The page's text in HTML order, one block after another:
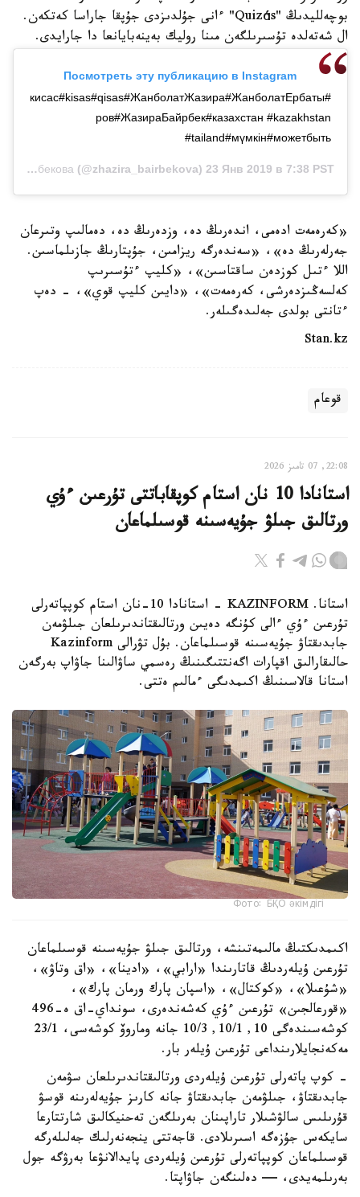
بوچەلليدىڭ "Quizás" ءانى جۇلدىزدى جۇپقا جاراسا كەتكەن.
ال شەتەلدە تۇسىرىلگەن مىنا روليك بەينەبايانعا دا جارايدى.
Посмотреть эту публикацию в Instagram
#кисас#kisas#qisas#ЖанболатЖазира#ЖанболатЕрбаты
ров#ЖазираБайрбек#казахстан #kazakhstan
#tailand#мүмкін#можетбыть
Жазира Байрбекова (@zhazira_bairbekova) 23 Янв 2019 в 7:38 PST
«كەرەمەت ادەمى، اندەرىڭ دە، وزدەرىڭ دە، دەمالىپ وتىرعان
جەرلەرىڭ دە»، «سەندەرگە ريزامىن، جۇپتارىڭ جازىلماسىن.
اللا ءتىل كوزدەن ساقتاسىن»، «كليپ ءتۇسىرىپ
كەلسەڭىزدەرشى، كەرەمەت»، «دايىن كليپ قوي»، - دەپ
ءتانتى بولدى جەلىدەگىلەر.
Stan.kz
قوعام
22:08, 07 تامىز 2026
استانادا 10 نان استام كوپقاباتتى تۇرعىن ءۇي
ورتالىق جىلۋ جۇيەسىنە قوسىلماعان
استانا. KAZINFORM - استانادا 10-نان استام كوپپاتەرلى
تۇرعىن ءۇي ءالى كۇنگە دەيىن ورتالىقتاندىرىلعان جىلۋمەن
جابدىقتاۋ جۇيەسىنە قوسىلماعان. بۇل تۋرالى Kazinform
حالىقارالىق اقپارات اگەنتتىگىنىڭ رەسمي ساۋالىنا جاۋاپ بەرگەن
استانا قالاسىنىڭ اكىمدىگى ءمالىم ەتتى.
Фото: БҚО әкімдігі
اكىمدىكتىڭ مالىمەتىنشە، ورتالىق جىلۋ جۇيەسىنە قوسىلماعان
تۇرعىن ۇيلەردىڭ قاتارىندا «ارابي»، «ادينا»، «اق وتاۋ»،
«شۇعىلا»، «كوكتال»، «اسپان پارك ورمان پارك»،
«قورعالجىن» تۇرعىن ءۇي كەشەندەرى، سونداي-اق ە-496
كوشەسىندەگى 10, 10/1, 10/3 جانە وماروۆ كوشەسى، 23/1
مەكەنجايلارىنداعى تۇرعىن ۇيلەر بار.
- كوپ پاتەرلى تۇرعىن ۇيلەردى ورتالىقتاندىرىلعان سۋمەن
جابدىقتاۋ، جىلۋمەن جابدىقتاۋ جانە كارىز جۇيەلەرىنە قوسۋ
قۇرىلىس سالۋشىلار تاراپىنان بەرىلگەن تەحنيكالىق شارتتارعا
سايكەس جۇزەگە اسىرىلادى. قاجەتتى ينجەنەرلىك جەلىلەرگە
قوسىلماعان كوپپاتەرلى تۇرعىن ۇيلەردى پايدالانۋعا بەرۋگە جول
بەرىلمەيدى، — دەلىنگەن جاۋاپتا.